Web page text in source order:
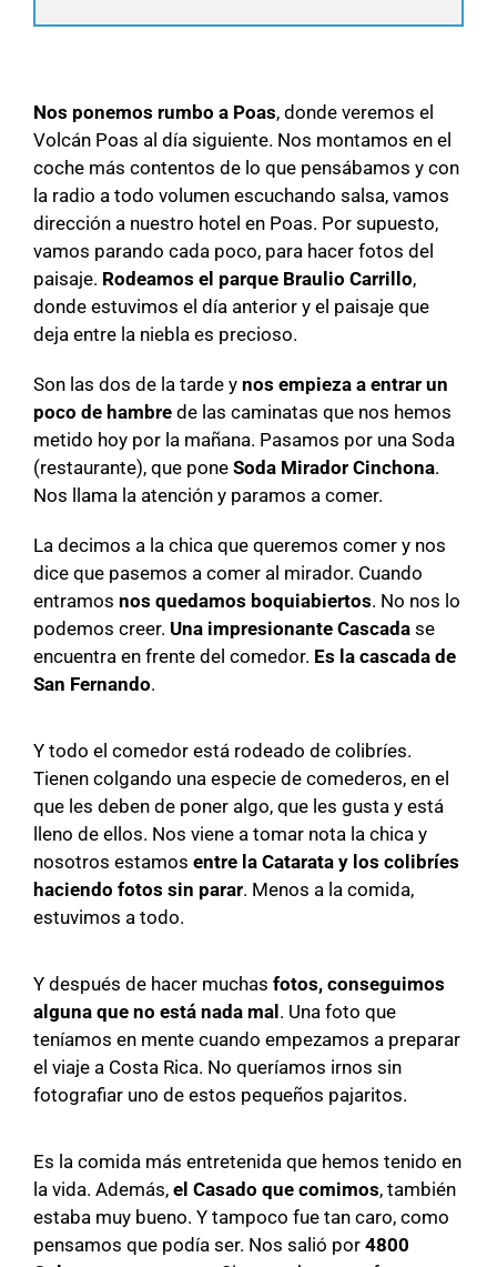
Nos ponemos rumbo a Poas, donde veremos el
Volcán Poas al día siguiente. Nos montamos en el
coche más contentos de lo que pensábamos y con
la radio a todo volumen escuchando salsa, vamos
dirección a nuestro hotel en Poas. Por supuesto,
vamos parando cada poco, para hacer fotos del
paisaje. Rodeamos el parque Braulio Carrillo,
donde estuvimos el día anterior y el paisaje que
deja entre la niebla es precioso.
Son las dos de la tarde y nos empieza a entrar un
poco de hambrede las caminatas que nos hemos
metido hoy por la mañana. Pasamos por una Soda
(restaurante), que pone Soda Mirador Cinchona.
Nos llama la atención y paramos a comer.
La decimos a la chica que queremos comer y nos
dice que pasemos a comer al mirador. Cuando
entramos nos quedamos boquiabiertos. No nos lo
podemos creer. Una impresionante Cascadase
encuentra en frente del comedor. Es la cascada de
San Fernando.
Y todo el comedor está rodeado de colibríes.
Tienen colgando una especie de comederos, en el
que les deben de poner algo, que les gusta y está
lleno de ellos. Nos viene a tomar nota la chica y
nosotros estamos entre la Catarata y los colibríes
haciendo fotos sin parar. Menos a la comida,
estuvimos a todo.
Y después de hacer muchas fotos, conseguimos
alguna que no está nada mal . Una foto que
teníamos en mente cuando empezamos a preparar
el viaje a Costa Rica. No queríamos irnos sin
fotografiar uno de estos pequeños pajaritos.
Es la comida más entretenida que hemos tenido en
la vida. Además, el Casado que comimos, también
estaba muy bueno. Y tampoco fue tan caro, como
pensamos que podía ser. Nos salió por 4800